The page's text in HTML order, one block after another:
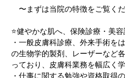
イボ・ホクロ
〜まずは当院の特徴をご覧く
⭐️健やかな肌へ、保険診療・美
・一般皮膚科診療、外来手術を
の生物学的製剤、レーザーなど
っており、皮膚科業務を幅広く学
・仕事に関する勉強や資格取得